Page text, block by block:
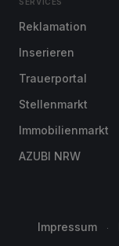
Reklamation
Inserieren
Trauerportal
Stellenmarkt
Immobilienmarkt
AZUBI NRW
Impressum